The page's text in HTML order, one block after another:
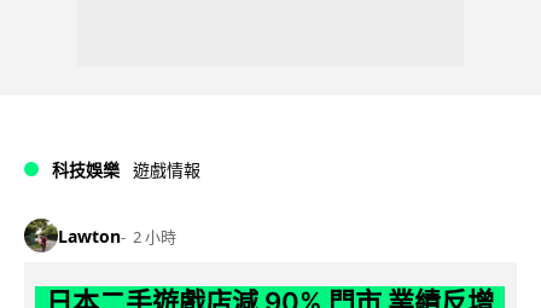
科技娛樂 遊戲情報
Lawton 2 小時